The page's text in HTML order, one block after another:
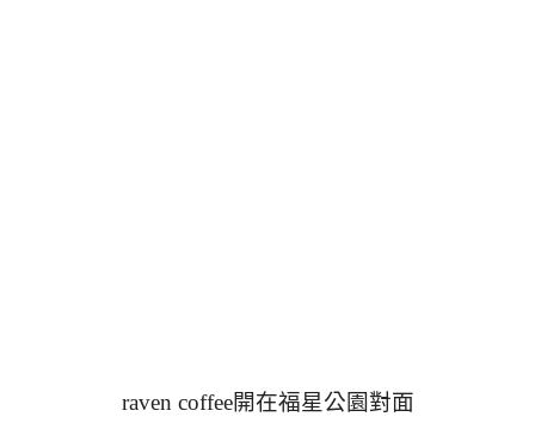
raven coffee開在福星公園對面